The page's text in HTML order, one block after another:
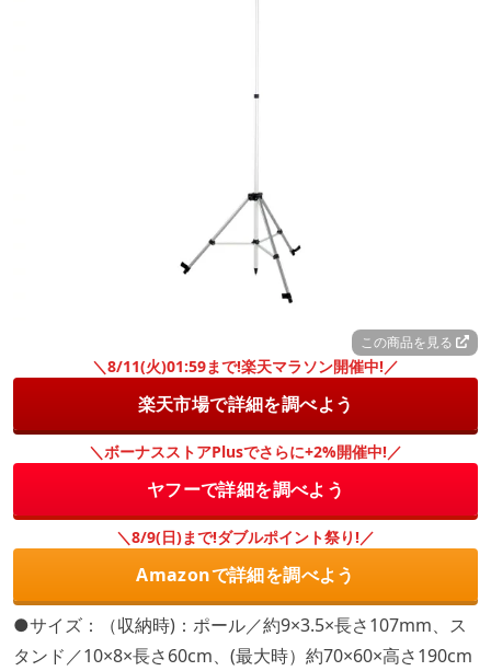
この商品を見る
＼8/11(火)01:59まで!楽天マラソン開催中!／
楽天市場で詳細を調べよう
＼ボーナスストアPlusでさらに+2%開催中!／
ヤフーで詳細を調べよう
＼8/9(日)まで!ダブルポイント祭り!／
Amazonで詳細を調べよう
●サイズ：（収納時)：ポール／約9×3.5×長さ107mm、ス
タンド／10×8×長さ60cm、(最大時）約70×60×高さ190cm